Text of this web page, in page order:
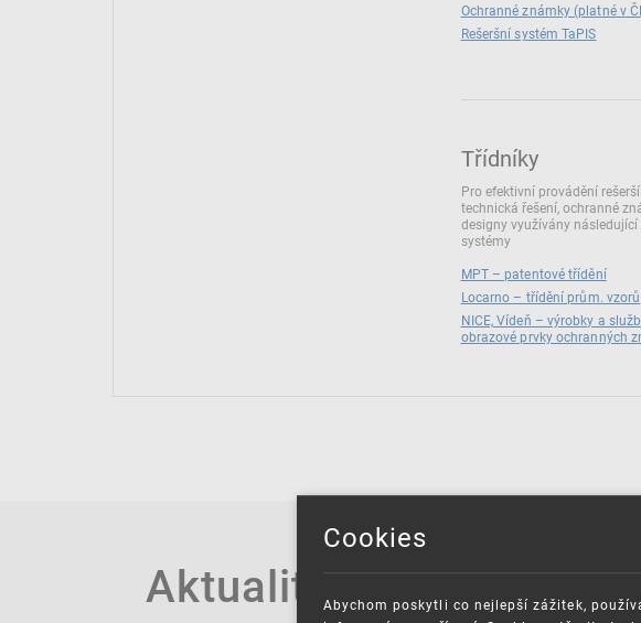
Ochranné známky (platné v
Rešeršní systém TaPIS
Třídníky
Pro efektivní provádění
technická řešení, ochranné
designy využívány
systémy
MPT – patentové třídění
Locarno – třídění prům. vzorů
NICE, Vídeň – výrobky a
obrazové prvky ochranných
Aktuality
Cookies
Abychom poskytli co nejlepší zážitek,